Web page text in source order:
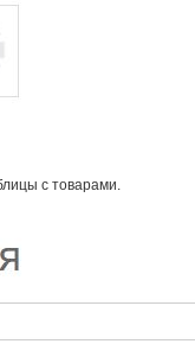
с товарами.